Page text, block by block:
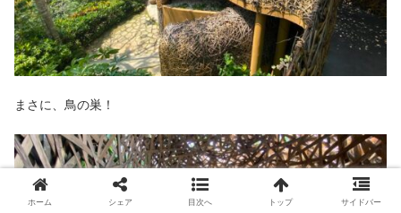
まさに、鳥の巣！
ホーム シェア 目次へ トップ サイドバー